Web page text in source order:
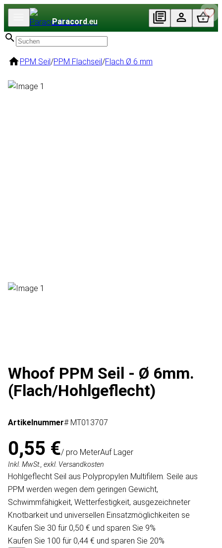
Paracord.eu
PPM Seil/PPM Flachseil/Flach Ø 6 mm
Whoof PPM Seil - Ø 6mm.
(Flach/Hohlgeflecht)
Artikelnummer# MT013707
0,55 €/ pro MeterAuf Lager
Inkl. MwSt., exkl. Versandkosten
Hohlgeflecht Seil aus Polypropylen Multifilem. Seile aus
PPM werden wegen dem geringen Gewicht,
Schwimmfähigkeit, Wetterfestigkeit, ausgezeichneter
Knotbarkeit und universellen Einsatzmöglichkeiten se
Kaufen Sie 30 für 0,50 € und sparen Sie 9%
Kaufen Sie 100 für 0,44 € und sparen Sie 20%